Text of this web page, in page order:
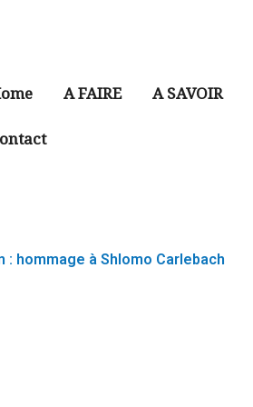
A FAIRE A SAVOIR
: hommage à Shlomo Carlebach